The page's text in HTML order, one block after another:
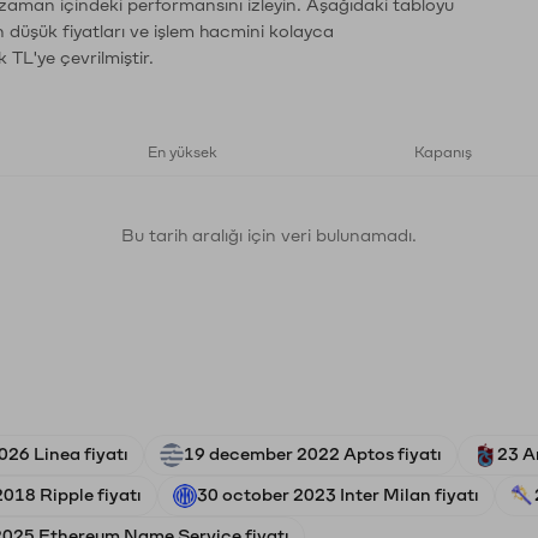
içindeki performansını izleyin. Aşağıdaki tabloyu
düşük fiyatları ve işlem hacmini kolayca
TL'ye çevrilmiştir.
En yüksek Kapanış
Bu tarih aralığı için veri bulunamadı.
Linea fiyatı 19 december 2022 Aptos fiyatı 23
Ripple fiyatı 30 october 2023 Inter Milan fiyatı